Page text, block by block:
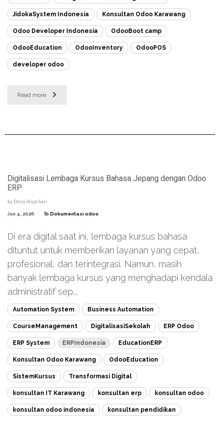
JidokaSystem Indonesia Konsultan Odoo Karawang
Odoo Developer Indonesia OdooBoot camp
OdooEducation OdooInventory OdooPOS
developer odoo
Read more
Digitalisasi Lembaga Kursus Bahasa Jepang dengan Odoo
ERP
by Dina Aliya Sari
Jun 4, 2026 Dokumentasi odoo
Di era digital saat ini, lembaga kursus bahasa
dituntut untuk memberikan layanan yang cepat,
profesional, dan terintegrasi. Namun, masih
banyak lembaga kursus yang menghadapi kendala
administratif sep...
Automation System Business Automation
CourseManagement DigitalisasiSekolah ERP Odoo
ERP System ERPIndonesia EducationERP
Konsultan Odoo Karawang OdooEducation
SistemKursus Transformasi Digital
konsultan IT Karawang konsultan erp konsultan odoo
konsultan odoo indonesia konsultan pendidikan